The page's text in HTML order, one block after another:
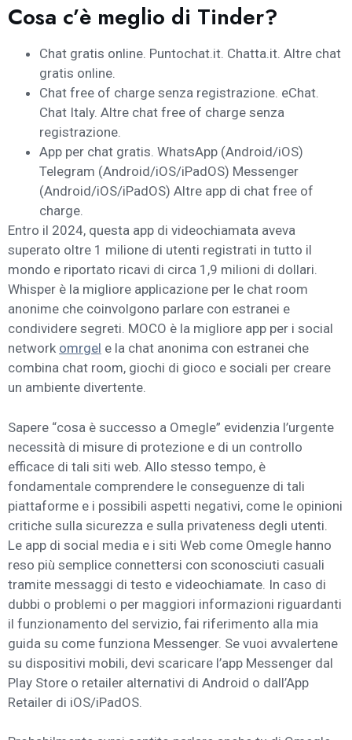
Cosa c’è meglio di Tinder?
Chat gratis online. Puntochat.it. Chatta.it. Altre chat
gratis online.
Chat free of charge senza registrazione. eChat.
Chat Italy. Altre chat free of charge senza
registrazione.
App per chat gratis. WhatsApp (Android/iOS)
Telegram (Android/iOS/iPadOS) Messenger
(Android/iOS/iPadOS) Altre app di chat free of
charge.
Entro il 2024, questa app di videochiamata aveva
superato oltre 1 milione di utenti registrati in tutto il
mondo e riportato ricavi di circa 1,9 milioni di dollari.
Whisper è la migliore applicazione per le chat room
anonime che coinvolgono parlare con estranei e
condividere segreti. MOCO è la migliore app per i social
network omrgel e la chat anonima con estranei che
combina chat room, giochi di gioco e sociali per creare
un ambiente divertente.
Sapere “cosa è successo a Omegle” evidenzia l’urgente
necessità di misure di protezione e di un controllo
efficace di tali siti web. Allo stesso tempo, è
fondamentale comprendere le conseguenze di tali
piattaforme e i possibili aspetti negativi, come le opinioni
critiche sulla sicurezza e sulla privateness degli utenti.
Le app di social media e i siti Web come Omegle hanno
reso più semplice connettersi con sconosciuti casuali
tramite messaggi di testo e videochiamate. In caso di
dubbi o problemi o per maggiori informazioni riguardanti
il funzionamento del servizio, fai riferimento alla mia
guida su come funziona Messenger. Se vuoi avvalertene
su dispositivi mobili, devi scaricare l’app Messenger dal
Play Store o retailer alternativi di Android o dall’App
Retailer di iOS/iPadOS.